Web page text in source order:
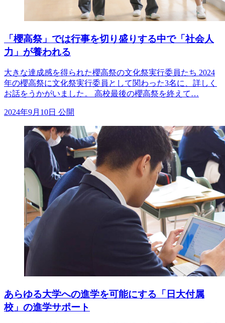
「櫻高祭」では行事を切り盛りする中で「社会人
力」が養われる
大きな達成感を得られた櫻高祭の文化祭実行委員たち 2024
年の櫻高祭に文化祭実行委員として関わった3名に、詳しく
お話をうかがいました。 高校最後の櫻高祭を終えて…
2024年9月10日 公開
あらゆる大学への進学を可能にする「日大付属
校」の進学サポート